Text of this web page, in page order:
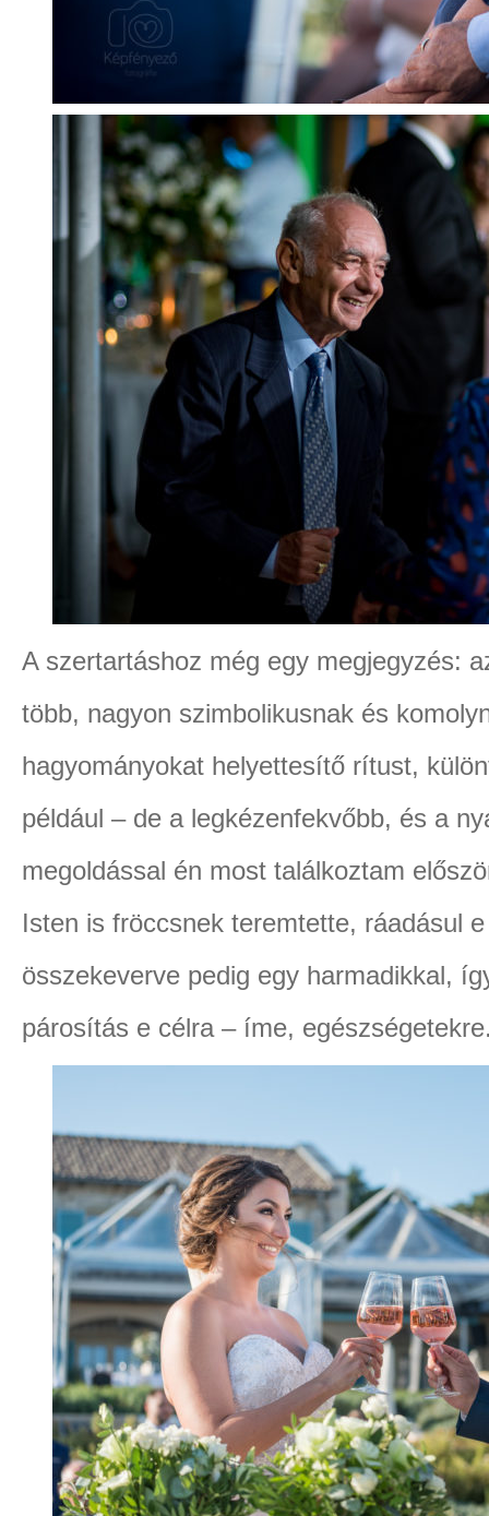
A szertartáshoz még egy megjegyzés:
több, nagyon szimbolikusnak és
hagyományokat helyettesítő rítust,
például – de a legkézenfekvőbb, és a
megoldással én most találkoztam
Isten is fröccsnek teremtette, ráadásul
összekeverve pedig egy harmadikkal,
párosítás e célra – íme,